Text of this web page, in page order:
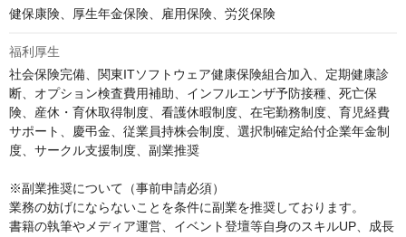
健保康険、厚生年金保険、雇用保険、労災保険
福利厚生
社会保険完備、関東ITソフトウェア健康保険組合加入、定期健康診
断、オプション検査費用補助、インフルエンザ予防接種、死亡保
険、産休・育休取得制度、看護休暇制度、在宅勤務制度、育児経費
サポート、慶弔金、従業員持株会制度、選択制確定給付企業年金制
度、サークル支援制度、副業推奨
※副業推奨について（事前申請必須）
業務の妨げにならないことを条件に副業を推奨しております。
書籍の執筆やメディア運営、イベント登壇等自身のスキルUP、成長